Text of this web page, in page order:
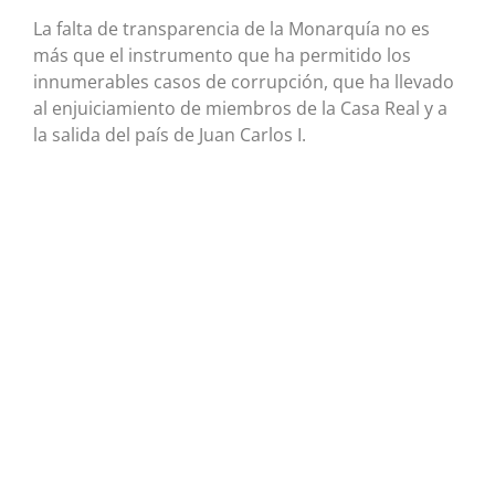
La falta de transparencia de la Monarquía no es
más que el instrumento que ha permitido los
innumerables casos de corrupción, que ha llevado
al enjuiciamiento de miembros de la Casa Real y a
la salida del país de Juan Carlos I.